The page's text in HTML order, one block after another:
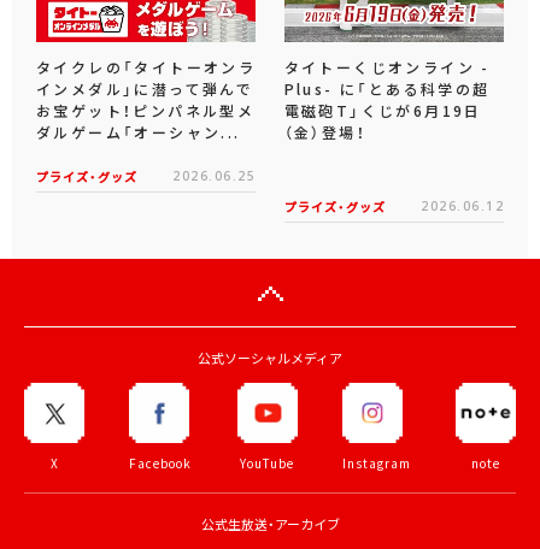
タイクレの「タイトーオンラ
インメダル」に潜って弾んで
お宝ゲット！ピンパネル型メ
ダルゲーム「オーシャン...
プライズ・グッズ 2026.06.25
タイトーくじオンライン -
Plus- に「とある科学の超
電磁砲T」くじが6月19日
（金）登場！
プライズ・グッズ 2026.06.12
公式ソーシャルメディア
X Facebook YouTube Instagram note
公式生放送・アーカイブ